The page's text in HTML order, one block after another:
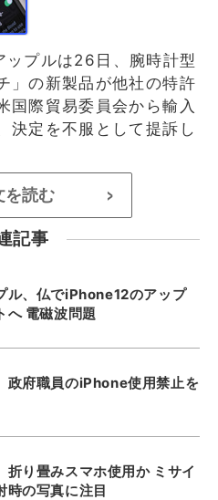
ップルは26日、腕時計型
」の新製品が他社の特許
国際貿易委員会から輸入
決定を不服として提訴し
を読む >
記事
ル、仏でiPhone12のアップ
へ 電磁波問題
政府職員のiPhone使用禁止を
折り畳みスマホ使用か ミサイ
時の写真に注目